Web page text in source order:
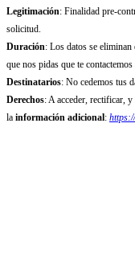
Legitimación: Finalidad pre-
solicitud.
Duración: Los datos se
que nos pidas que te
Destinatarios: No cedemos tus
Derechos: A acceder, rectificar,
la información adicional: